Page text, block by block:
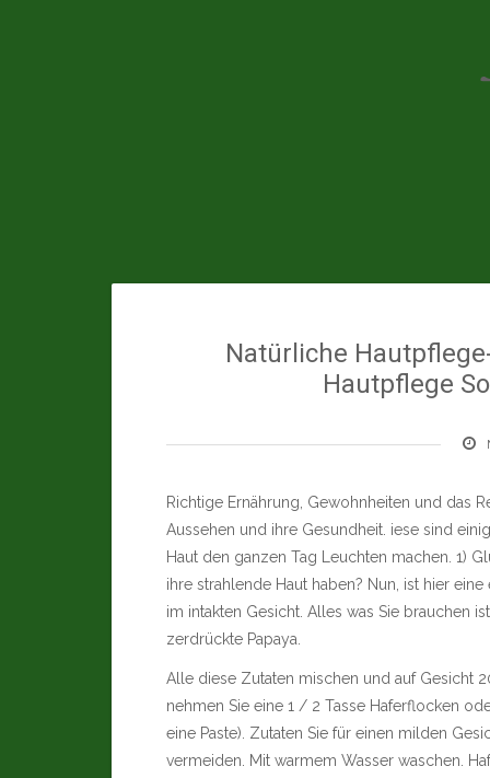
Natürliche
Hautpflege
Richtige Ernährung, Gewohnheiten und das
Aussehen und ihre Gesundheit. iese sind
Haut den ganzen Tag Leuchten machen. 1)
ihre strahlende Haut haben? Nun, ist hier
im intakten Gesicht. Alles was Sie brauchen
zerdrückte Papaya.
Alle diese Zutaten mischen und auf Gesicht
nehmen Sie eine 1 / 2 Tasse Haferflocken
eine Paste). Zutaten Sie für einen milden
vermeiden. Mit warmem Wasser waschen.